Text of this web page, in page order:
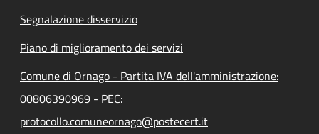
Segnalazione disservizio
Piano di miglioramento dei servizi
Comune di Ornago - Partita IVA dell'amministrazione:
00806390969 - PEC:
protocollo.comuneornago@postecert.it